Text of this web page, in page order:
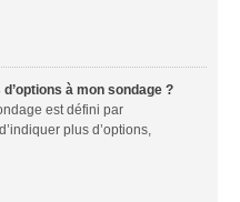
à mon sondage ?
est défini par
plus d’options,